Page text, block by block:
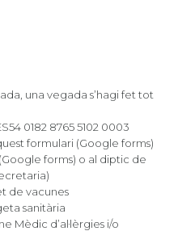
una vegada s’hagi fet tot
0182 8765 5102 0003
formulari (Google forms)
forms) o al diptic de
de vacunes
sanitària
Mèdic d’al·lèrgies i/o